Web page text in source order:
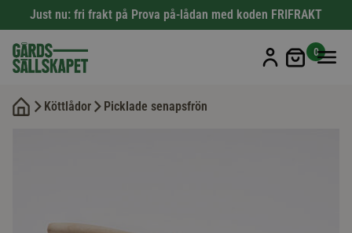
Just nu: fri frakt på Prova på-lådan med koden FRIFRAKT
Min
0
Köttlådor Picklade senapsfrön